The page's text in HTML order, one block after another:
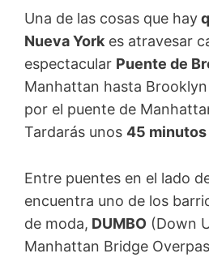
Una de las cosas que hay
Nueva York es atravesar
espectacular Puente de
Manhattan hasta
por el puente de
Tardarás unos 45 minutos
Entre puentes en el lado
encuentra uno de los
de moda, DUMBO (Down
Manhattan Bridge